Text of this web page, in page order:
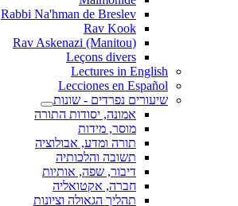
Rabbi Na'hman de Breslev
Rav Kook
(Rav Askenazi (Manitou
Leçons divers
Lectures in English
Lecciones en Español
שיעורים נפרדים - שונות
אמונה, יסודות התורה
מוסר, מידות
תורה ומדע, אבולוציה
תשובה והלכותיה
דיבור, שפה, אותיות
חברה, אקטואליה
תהליך הגאולה וציונות